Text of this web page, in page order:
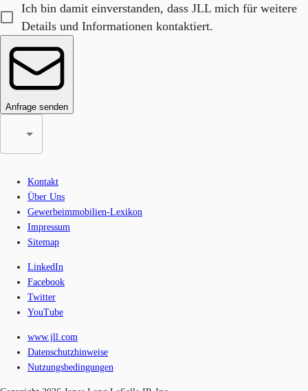
Ich bin damit einverstanden, dass JLL mich für weitere
Details und Informationen kontaktiert.
Anfrage senden
Kontakt
Über Uns
Gewerbeimmobilien-Lexikon
Impressum
Sitemap
LinkedIn
Facebook
Twitter
YouTube
www.jll.com
Datenschutzhinweise
Nutzungsbedingungen